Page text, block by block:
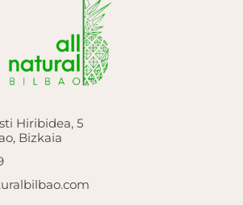
Hiribidea, 5
Bizkaia